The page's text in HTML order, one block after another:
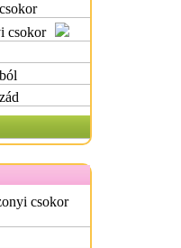
csokor
csokor